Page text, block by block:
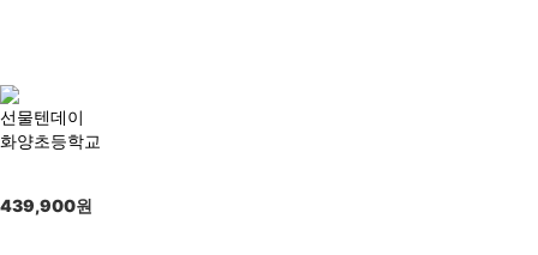
선물텐데이
화양초등학교
439,900원